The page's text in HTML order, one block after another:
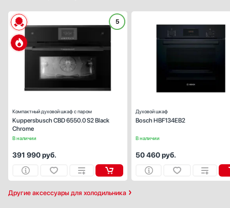
Другие аксессуары для холодильника
5
В наличии
Компактный духовой шкаф с паром
Kuppersbusch CBD 6550.0 S2 Black
Chrome
Способ подключения:
391 990руб.
В наличии
Духовой шкаф
Bosch HBF134EB2
50 460руб.